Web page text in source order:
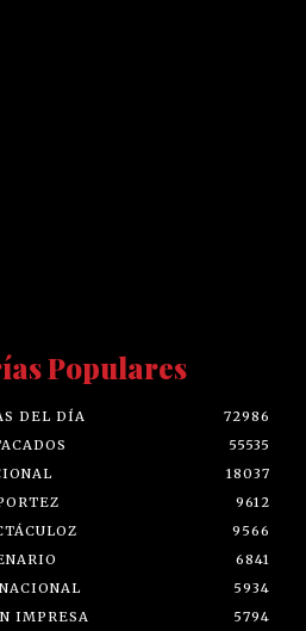
Populares
DEL DÍA
72986
55535
18037
9612
9566
6841
5934
IMPRESA
5794